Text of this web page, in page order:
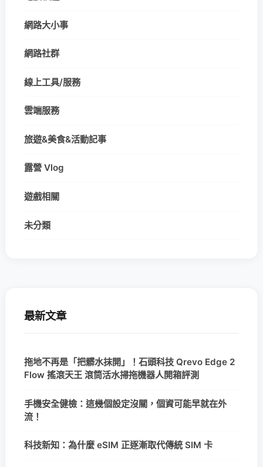
網路大小事
網路社群
線上工具/服務
雲端服務
旅遊&美食&活動記事
露營 Vlog
遊戲相關
未分類
最新文章
拖地不再是「把髒水抹開」！石頭科技 Qrevo Edge 2
Flow 搖滾天王 滾筒活水掃拖機器人開箱評測
手機安全健檢：這幾個設定沒關，個資可能早就在外
流！
科技新知：為什麼 eSIM 正逐漸取代傳統 SIM 卡